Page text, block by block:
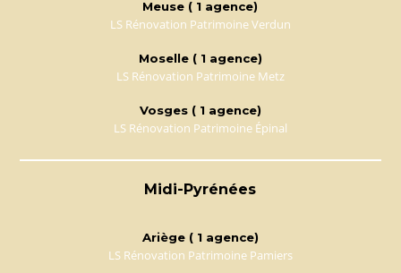
Meuse ( 1 agence)
LS Rénovation Patrimoine Verdun
Moselle ( 1 agence)
LS Rénovation Patrimoine Metz
Vosges ( 1 agence)
LS Rénovation Patrimoine Épinal
Midi-Pyrénées
Ariège ( 1 agence)
LS Rénovation Patrimoine Pamiers